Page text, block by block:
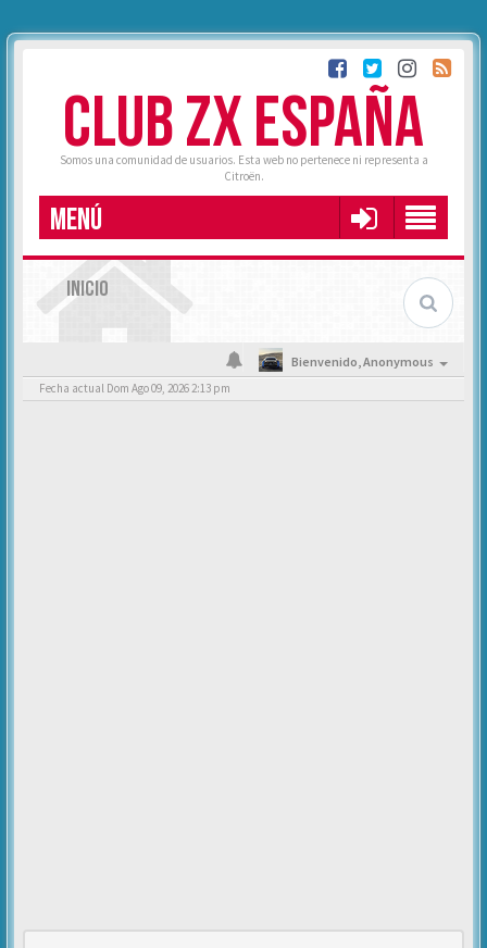
CLUB ZX ESPAÑA
Somos una comunidad de usuarios. Esta web no pertenece ni representa a
Citroën.
MENÚ
INICIO
Bienvenido,Anonymous
Fecha actual Dom Ago 09, 2026 2:13 pm